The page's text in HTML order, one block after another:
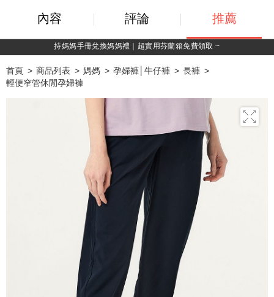
綁定LINE好友，500購物金立即折！
首頁 商品列表 媽媽 孕婦褲│牛仔褲
長褲
輕便窄管休閒孕婦褲
內容 評論 推薦